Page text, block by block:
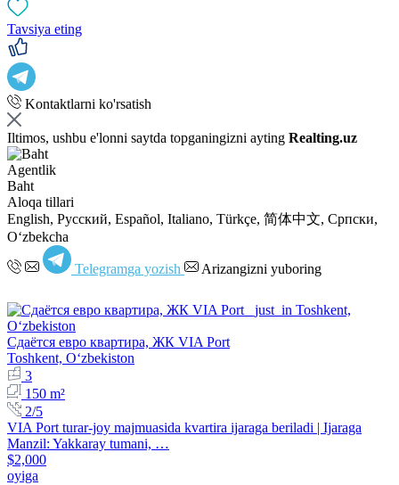
Tavsiya eting
Kontaktlarni ko'rsatish
Iltimos, ushbu e'lonni saytda topganingizni ayting Realting.uz
Agentlik
Baht
Aloqa tillari
English, Русский, Español, Italiano, Türkçe, 简体中文, Српски,
Oʻzbekcha
Telegramga yozish Arizangizni yuboring
Сдаётся евро квартира, ЖК VIA Port
Toshkent, Oʻzbekiston
3
150 m²
2/5
VIA Port turar-joy majmuasida kvartira ijaraga beriladi | Ijaraga
Manzil: Yakkaray tumani, …
$2,000
oyiga